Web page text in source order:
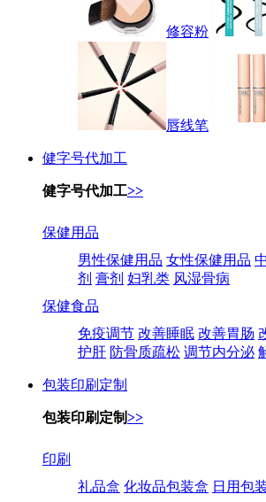
修容粉
唇线笔
健字号代加工
健字号代加工>>
保健用品
男性保健用品 女性保健用品
剂 膏剂 妇乳类 风湿骨病
保健食品
免疫调节 改善睡眠 改善胃肠
护肝 防骨质疏松 调节内分泌
包装印刷定制
包装印刷定制>>
印刷
礼品盒 化妆品包装盒 日用包